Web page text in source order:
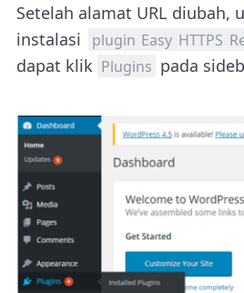
Setelah alamat URL diubah,
instalasi
plugin Easy HTTPS
dapat klik Plugins pada